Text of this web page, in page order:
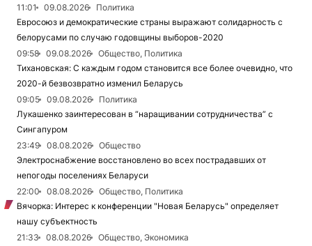
11:01
09.08.2026
Политика
Евросоюз и демократические страны выражают солидарность с
белорусами по случаю годовщины выборов-2020
09:58
09.08.2026
Общество, Политика
Тихановская: С каждым годом становится все более очевидно, что
2020-й безвозвратно изменил Беларусь
09:05
09.08.2026
Политика
Лукашенко заинтересован в “наращивании сотрудничества” с
Сингапуром
23:49
08.08.2026
Общество
Электроснабжение восстановлено во всех пострадавших от
непогоды поселениях Беларуси
22:00
08.08.2026
Общество, Политика
Вячорка: Интерес к конференции "Новая Беларусь" определяет
нашу субъектность
21:33
08.08.2026
Общество, Экономика